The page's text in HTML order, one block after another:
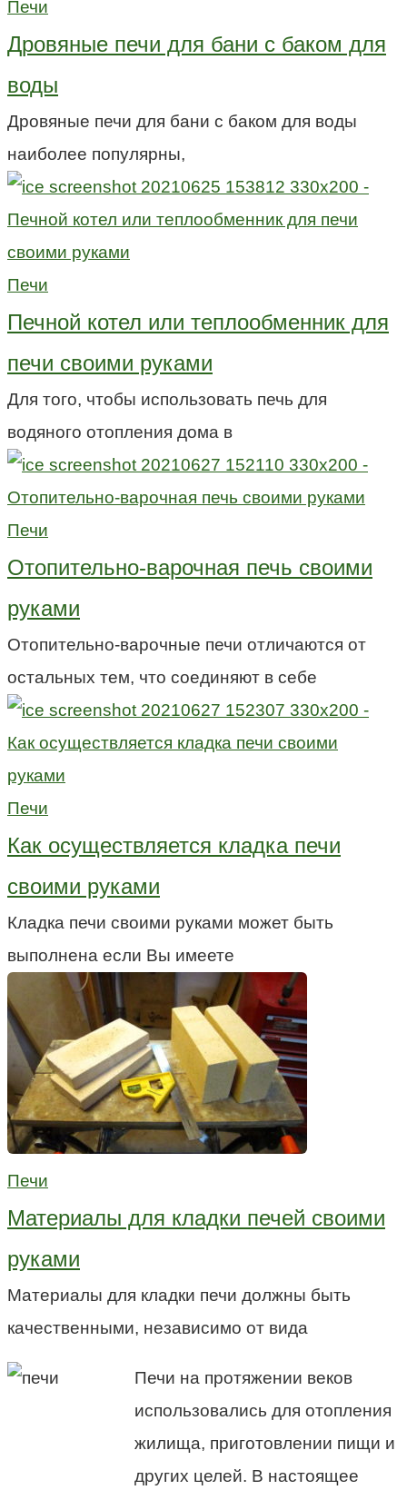
Печи
Дровяные печи для бани с баком для
воды
Дровяные печи для бани с баком для воды
наиболее популярны,
Печи
Печной котел или теплообменник для
печи своими руками
Для того, чтобы использовать печь для
водяного отопления дома в
Печи
Отопительно-варочная печь своими
руками
Отопительно-варочные печи отличаются от
остальных тем, что соединяют в себе
Печи
Как осуществляется кладка печи
своими руками
Кладка печи своими руками может быть
выполнена если Вы имеете
Печи
Материалы для кладки печей своими
руками
Материалы для кладки печи должны быть
качественными, независимо от вида
Печи на протяжении веков
использовались для отопления
жилища, приготовлении пищи и
других целей. В настоящее